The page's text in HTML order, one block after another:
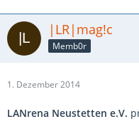
|LR|mag!c
Memb0r
1. Dezember 2014
LANrena Neustetten e.V.